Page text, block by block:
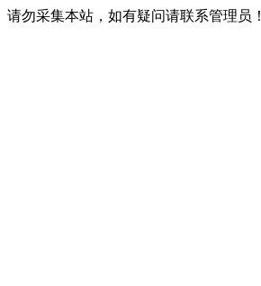
请勿采集本站，如有疑问请联系管理员！